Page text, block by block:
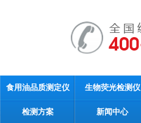
食用油品质测定仪 生物荧光检测仪
检测方案 新闻中心